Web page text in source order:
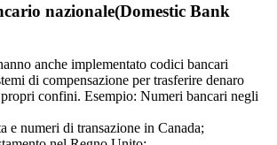
nazionale(Domestic Bank
anche implementato codici bancari
di compensazione per trasferire denaro
confini. Esempio: Numeri bancari negli
e numeri di transazione in Canada;